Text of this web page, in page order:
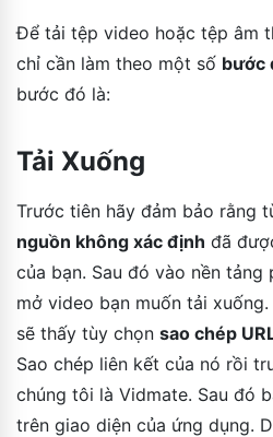
Để tải tệp video hoặc tệp âm
chỉ cần làm theo một số bước
bước đó là:
Tải Xuống
Trước tiên hãy đảm bảo rằng
nguồn không xác định đã
của bạn. Sau đó vào nền
mở video bạn muốn tải
sẽ thấy tùy chọn sao chép
Sao chép liên kết của nó rồi
chúng tôi là Vidmate. Sau đó
trên giao diện của ứng dụng.